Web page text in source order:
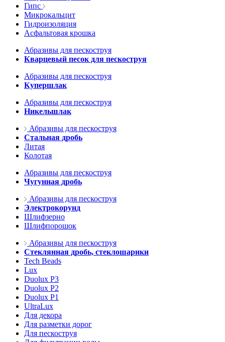
Гипс
Микрокальцит
Гидроизоляция
Асфальтовая крошка
Абразивы для пескоструя
Кварцевый песок для пескоструя
Абразивы для пескоструя
Купершлак
Абразивы для пескоструя
Никельшлак
Абразивы для пескоструя
Стальная дробь
Литая
Колотая
Абразивы для пескоструя
Чугунная дробь
Абразивы для пескоструя
Электрокорунд
Шлифзерно
Шлифпорошок
Абразивы для пескоструя
Стеклянная дробь, стеклошарики
Tech Beads
Lux
Duolux P3
Duolux P2
Duolux P1
UltraLux
Для декора
Для разметки дорог
Для пескоструя